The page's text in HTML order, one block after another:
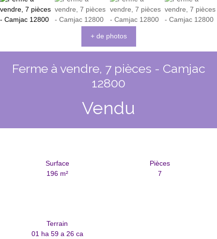
+ de photos
Ferme à vendre, 7 pièces - Camjac
12800
Vendu
Surface
196 m²
Pièces
7
Terrain
01 ha 59 a 26 ca